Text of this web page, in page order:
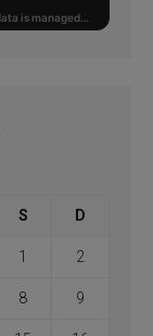
S D
1 2
8 9